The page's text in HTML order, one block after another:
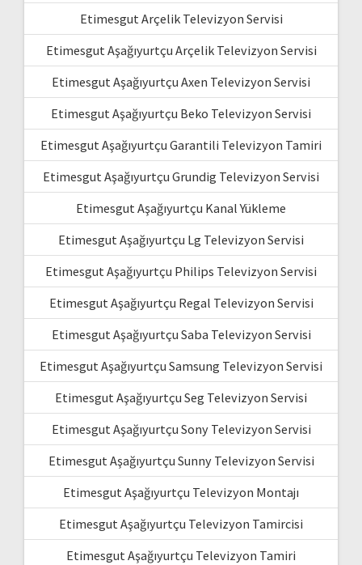
Etimesgut Arçelik Televizyon Servisi
Etimesgut Aşağıyurtçu Arçelik Televizyon Servisi
Etimesgut Aşağıyurtçu Axen Televizyon Servisi
Etimesgut Aşağıyurtçu Beko Televizyon Servisi
Etimesgut Aşağıyurtçu Garantili Televizyon Tamiri
Etimesgut Aşağıyurtçu Grundig Televizyon Servisi
Etimesgut Aşağıyurtçu Kanal Yükleme
Etimesgut Aşağıyurtçu Lg Televizyon Servisi
Etimesgut Aşağıyurtçu Philips Televizyon Servisi
Etimesgut Aşağıyurtçu Regal Televizyon Servisi
Etimesgut Aşağıyurtçu Saba Televizyon Servisi
Etimesgut Aşağıyurtçu Samsung Televizyon Servisi
Etimesgut Aşağıyurtçu Seg Televizyon Servisi
Etimesgut Aşağıyurtçu Sony Televizyon Servisi
Etimesgut Aşağıyurtçu Sunny Televizyon Servisi
Etimesgut Aşağıyurtçu Televizyon Montajı
Etimesgut Aşağıyurtçu Televizyon Tamircisi
Etimesgut Aşağıyurtçu Televizyon Tamiri